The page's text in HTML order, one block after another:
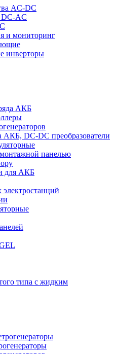
AC-DC
DC-AC
и мониторинг
инверторы
АКБ
АКБ, DC-DC преобразователи
панелью
для АКБ
типа с жидким